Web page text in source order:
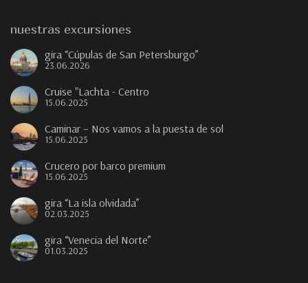
nuestras excursiones
gira “Cúpulas de San Petersburgo”
23.06.2026
Cruise "Lachta - Centro
15.06.2025
Caminar – Nos vamos a la puesta de sol
15.06.2025
Crucero por barco premium
15.06.2025
gira “La isla olvidada”
02.03.2025
gira “Venecia del Norte”
01.03.2025